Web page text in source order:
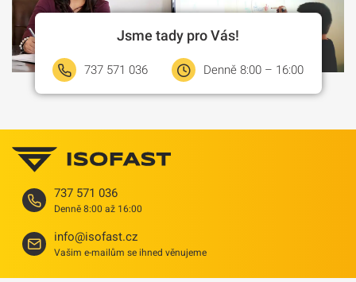
Jsme tady pro Vás!
737 571 036 Denně 8:00 – 16:00
737 571 036
Denně 8:00 až 16:00
info@isofast.cz
Vašim e-mailům se ihned věnujeme